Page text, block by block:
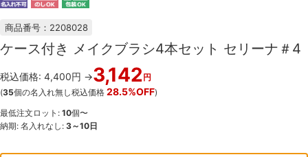
商品番号：2208028
ケース付き メイクブラシ4本セット セリーナ＃4
税込価格: 4,400円 →3,142円
(35個の名入れ無し税込価格 28.5%OFF)
最低注文ロット: 10個〜
納期: 名入れなし: 3～10日